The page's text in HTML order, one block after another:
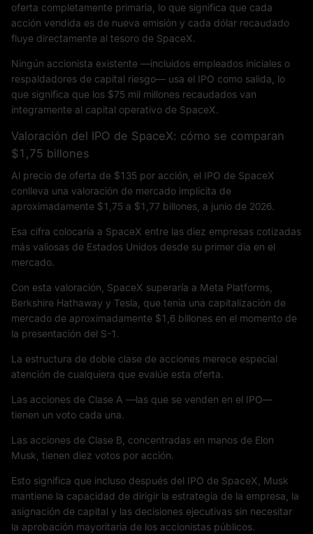
oferta completamente primaria, lo que significa que cada
acción vendida es de nueva emisión y cada dólar recaudado
fluye directamente al tesoro de SpaceX.
Ningún accionista existente —incluidos empleados iniciales o
respaldadores de capital riesgo— usa el IPO como salida, lo
que significa que los $75 mil millones recaudados van
íntegramente al capital operativo de SpaceX.
Valoración del IPO de SpaceX: cómo se comparan
$1,75 billones
Al precio de oferta de $135 por acción, el IPO de SpaceX
conlleva una valoración de mercado implícita de
aproximadamente $1,75 a $1,77 billones, a junio de 2026.
Esa cifra colocaría a SpaceX entre las diez empresas cotizadas
más valiosas de Estados Unidos desde su primer día en el
mercado.
Con esta valoración, SpaceX superaría a Meta Platforms,
Berkshire Hathaway y Tesla, que tenía una capitalización de
mercado de aproximadamente $1,6 billones en el momento de
la presentación del S-1.
La estructura de doble clase de acciones merece especial
atención de cualquiera que evalúe esta oferta.
Las acciones de Clase A —las que se venden en el IPO—
tienen un voto cada una.
Las acciones de Clase B, concentradas en manos de Elon
Musk, tienen diez votos por acción.
Esto significa que incluso después del IPO de SpaceX, Musk
mantiene la capacidad de dirigir la estrategia de la empresa, la
asignación de capital y las decisiones ejecutivas sin necesitar
la aprobación mayoritaria de los accionistas públicos.